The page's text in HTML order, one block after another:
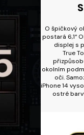
O špičkový
postará 6,1“
displej s
True
okolním
oči.
iPhone 14
ostré